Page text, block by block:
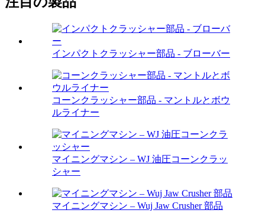
インパクトクラッシャー部品 - ブローバー
コーンクラッシャー部品 - マントルとボウ
ルライナー
マイニングマシン – WJ 油圧コーンクラッ
シャー
マイニングマシン – Wuj Jaw Crusher 部品